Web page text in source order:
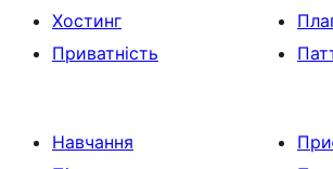
Хостинг
Приватність
Навчання